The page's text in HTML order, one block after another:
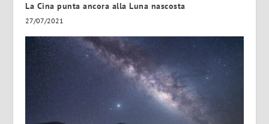
La Cina punta ancora alla Luna nascosta
27/07/2021